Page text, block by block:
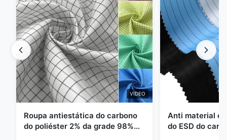
VIDEO
Roupa antiestática do carbono
do poliéster 2% da grade 98%
Anti material
do ESD do